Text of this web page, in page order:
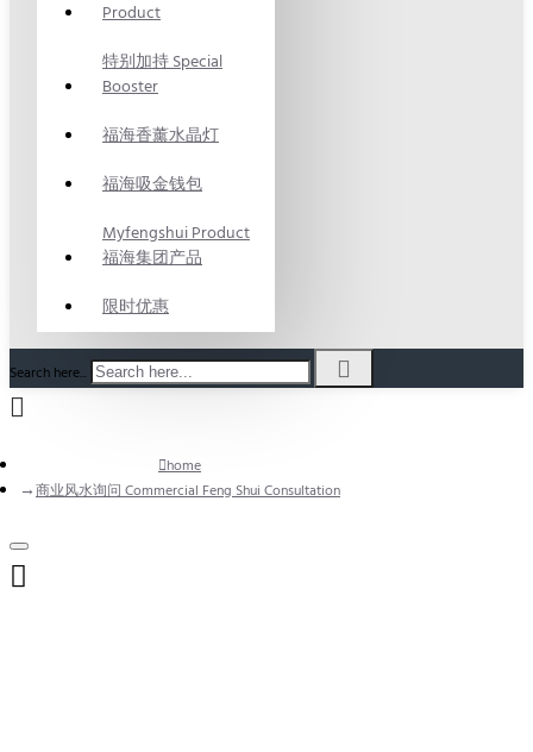
Product
特别加持 Special
Booster
福海香薰水晶灯
福海吸金钱包
Myfengshui Product
福海集团产品
限时优惠
Search here...
home
商业风水询问 Commercial Feng Shui Consultation